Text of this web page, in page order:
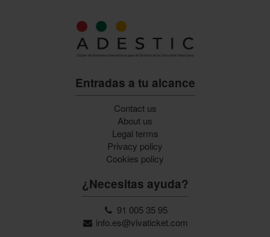
Entradas a tu alcance
Contact us
About us
Legal terms
Privacy policy
Cookies policy
¿Necesitas ayuda?
91 005 35 95
info.es@vivaticket.com